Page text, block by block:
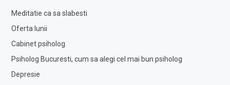
Meditatie ca sa slabesti
Oferta lunii
Cabinet psiholog
Psiholog Bucuresti, cum sa alegi cel mai bun psiholog
Depresie